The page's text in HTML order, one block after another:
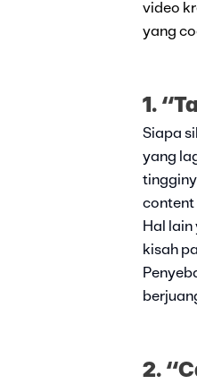
video
yang
1.
Siapa
yang
content
Hal lain
kisah
2.